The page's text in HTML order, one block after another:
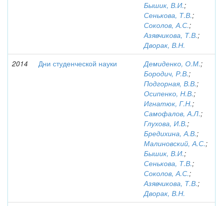
Бышик, В.И.;
Сенькова, Т.В.;
Соколов, А.С.;
Азявчикова, Т.В.;
Дворак, В.Н.
2014
Дни студенческой науки Демиденко, О.М.;
Бородич, Р.В.;
Подгорная, В.В.;
Осипенко, Н.В.;
Игнатюк, Г.Н.;
Самофалов, А.Л.;
Глухова, И.В.;
Бредихина, А.В.;
Малиновский, А.С.;
Бышик, В.И.;
Сенькова, Т.В.;
Соколов, А.С.;
Азявчикова, Т.В.;
Дворак, В.Н.